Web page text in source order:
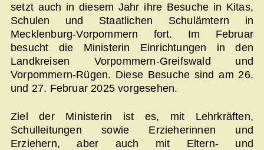
setzt auch in diesem Jahr ihre Besuche in Kitas,
Schulen und Staatlichen Schulämtern in
Mecklenburg-Vorpommern fort. Im Februar
besucht die Ministerin Einrichtungen in den
Landkreisen Vorpommern-Greifswald und
Vorpommern-Rügen. Diese Besuche sind am 26.
und 27. Februar 2025 vorgesehen.
Ziel der Ministerin ist es, mit Lehrkräften,
Schulleitungen sowie Erzieherinnen und
Erziehern, aber auch mit Eltern- und